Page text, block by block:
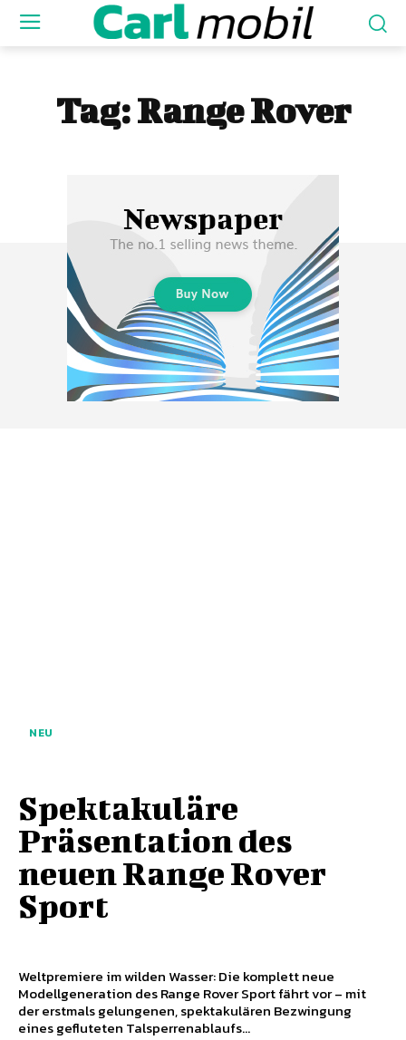
Tag:Range Rover
NEU
Spektakuläre
Präsentation des
neuen Range Rover
Sport
Weltpremiere im wilden Wasser: Die komplett neue
Modellgeneration des Range Rover Sport fährt vor – mit
der erstmals gelungenen, spektakulären Bezwingung
eines gefluteten Talsperrenablaufs...